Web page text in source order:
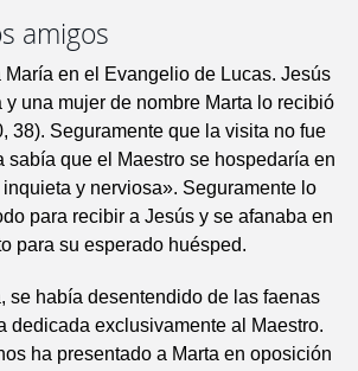
amigos
María en el Evangelio de Lucas. Jesús
una mujer de nombre Marta lo recibió
38). Seguramente que la visita no fue
sabía que el Maestro se hospedaría en
inquieta y nerviosa». Seguramente lo
para recibir a Jesús y se afanaba en
para su esperado huésped.
se había desentendido de las faenas
dedicada exclusivamente al Maestro.
ha presentado a Marta en oposición